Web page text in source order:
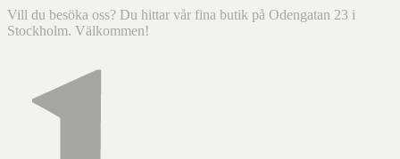
Vill du besöka oss? Du hittar vår fina butik på Odengatan 23 i
Stockholm. Välkommen!